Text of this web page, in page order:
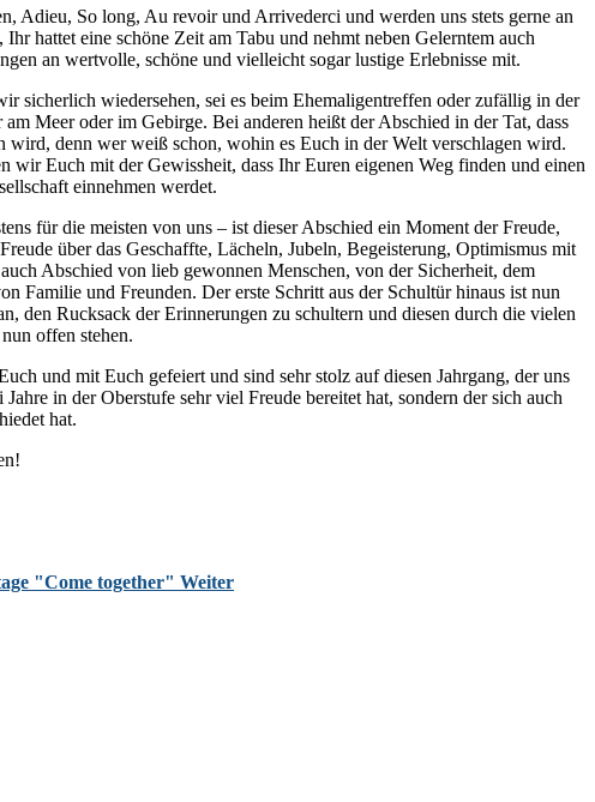
Adieu, So long, Au revoir und Arrivederci und werden uns stets gerne an
hattet eine schöne Zeit am Tabu und nehmt neben Gelerntem auch
an wertvolle, schöne und vielleicht sogar lustige Erlebnisse mit.
sicherlich wiedersehen, sei es beim Ehemaligentreffen oder zufällig in der
am Meer oder im Gebirge. Bei anderen heißt der Abschied in der Tat, dass
wird, denn wer weiß schon, wohin es Euch in der Welt verschlagen wird.
wir Euch mit der Gewissheit, dass Ihr Euren eigenen Weg finden und einen
einnehmen werdet.
für die meisten von uns – ist dieser Abschied ein Moment der Freude,
über das Geschaffte, Lächeln, Jubeln, Begeisterung, Optimismus mit
Abschied von lieb gewonnen Menschen, von der Sicherheit, dem
Familie und Freunden. Der erste Schritt aus der Schultür hinaus ist nun
den Rucksack der Erinnerungen zu schultern und diesen durch die vielen
offen stehen.
und mit Euch gefeiert und sind sehr stolz auf diesen Jahrgang, der uns
in der Oberstufe sehr viel Freude bereitet hat, sondern der sich auch
hat.
"Come together" Weiter